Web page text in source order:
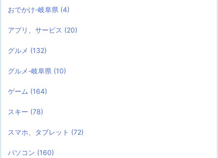
おでかけ-岐阜県 (4)
アプリ、サービス (20)
グルメ (132)
グルメ-岐阜県 (10)
ゲーム (164)
スキー (78)
スマホ、タブレット (72)
パソコン (160)